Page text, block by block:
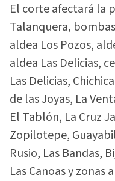
El corte afectará la
Talanquera,
aldea Los Pozos,
aldea Las Delicias,
Las Delicias,
de las Joyas, La
El Tablón, La Cruz
Zopilotepe,
Rusio, Las Bandas,
Las Canoas y zonas